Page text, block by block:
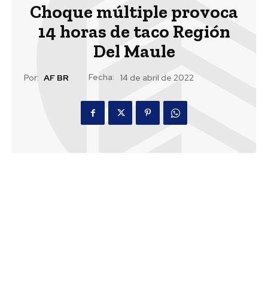
Choque múltiple provoca
14 horas de taco Región
Del Maule
Por: AF BR Fecha: 14 de abril de 2022